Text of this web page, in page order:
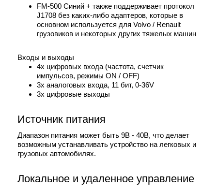
FM-500 Синий + также поддерживает протокол
J1708 без каких-либо адаптеров, которые в
основном используется для Volvo / Renault
грузовиков и некоторых других тяжелых машин
Входы и выходы
4x цифровых входа (частота, счетчик
импульсов, режимы ON / OFF)
3x аналоговых входа, 11 бит, 0-36V
3x цифровые выходы
Источник питания
Диапазон питания может быть 9В - 40В, что делает
возможным устанавливать устройство на легковых и
грузовых автомобилях.
Локальное и удаленное управление